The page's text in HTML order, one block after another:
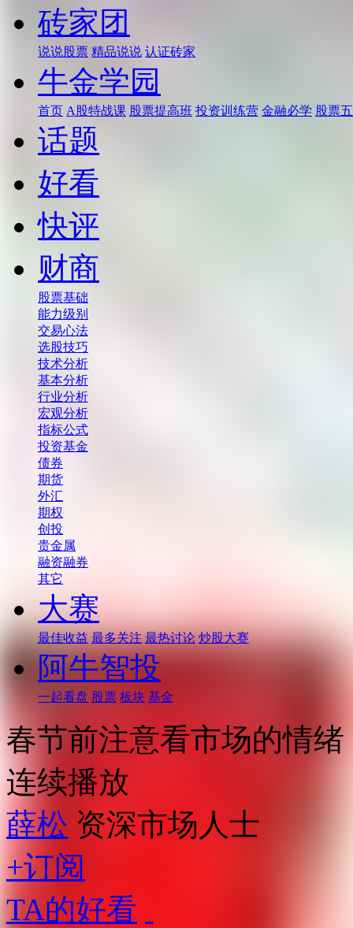
砖家团
说说股票 精品说说 认证砖家
牛金学园
首页 A股特战课 股票提高班 投资训练营 金融必学 股票
话题
好看
快评
财商
股票基础
能力级别
交易心法
选股技巧
技术分析
基本分析
行业分析
宏观分析
指标公式
投资基金
债券
期货
外汇
期权
创投
贵金属
融资融券
其它
大赛
最佳收益 最多关注 最热讨论 炒股大赛
阿牛智投
一起看盘 股票 板块 基金
春节前注意看市场的情
连续播放
薛松 资深市场人士
+订阅
TA的好看